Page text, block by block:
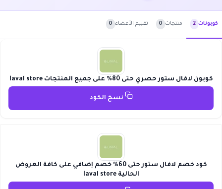
كوبونات 2 منتجات 0 تقييم الأعضاء 0
كوبون لافال ستور حصري حتى 80% على جميع المنتجات laval store
نسخ الكود
كود خصم لافال ستور حتى 60% خصم إضافي على كافة العروض
الحالية laval store